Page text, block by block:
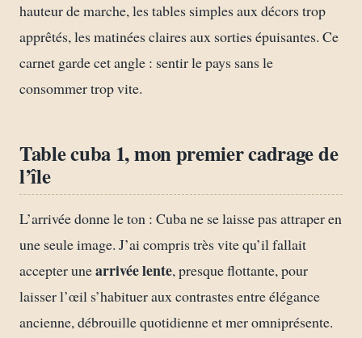
hauteur de marche, les tables simples aux décors trop
apprêtés, les matinées claires aux sorties épuisantes. Ce
carnet garde cet angle : sentir le pays sans le
consommer trop vite.
Table cuba 1, mon premier cadrage de
l’île
L’arrivée donne le ton : Cuba ne se laisse pas attraper en
une seule image. J’ai compris très vite qu’il fallait
accepter unearrivée lente, presque flottante, pour
laisser l’œil s’habituer aux contrastes entre élégance
ancienne, débrouille quotidienne et mer omniprésente.